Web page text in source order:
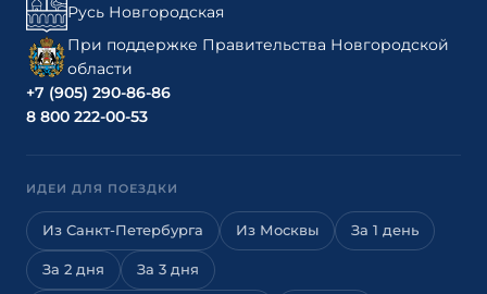
Русь Новгородская
При поддержке Правительства Новгородской
области
+7 (905) 290-86-86
8 800 222-00-53
ИДЕИ ДЛЯ ПОЕЗДКИ
Из Санкт-Петербурга Из Москвы За 1 день
За 2 дня За 3 дня